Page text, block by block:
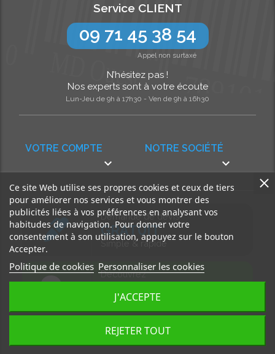
NOTRE SOCIÉTÉ

VOTRE COMPTE

Service CLIENT
09 71 45 38 54
Appel non surtaxé
N’hésitez pas !
Nos experts sont à votre écoute
Lun-Jeu de 9h à 17h30 - Ven de 9h à 16h30
Demande de devis
GRATUIT
Simple & rapide
Découvrez
Accédez à nos articles
Ce site Web utilise ses propres cookies et ceux de tiers
pour améliorer nos services et vous montrer des
publicités liées à vos préférences en analysant vos
habitudes de navigation. Pour donner votre
consentement à son utilisation, appuyez sur le bouton
Accepter.
Politique de cookies Personnaliser les cookies
REJETER TOUT
J'ACCEPTE
Tous droits réservés, MD Ouest © 2026